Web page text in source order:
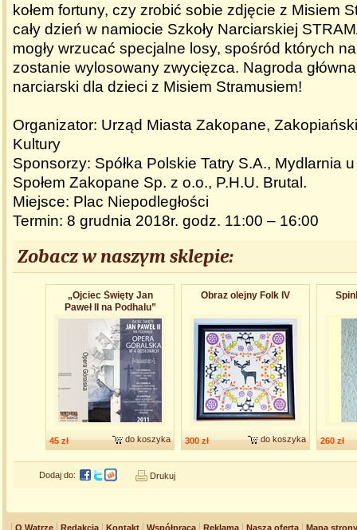
kołem fortuny, czy zrobić sobie zdjęcie z Misiem
cały dzień w namiocie Szkoły Narciarskiej
mogły wrzucać specjalne losy, spośród których
zostanie wylosowany zwycięzca. Nagroda
narciarski dla dzieci z Misiem Stramusiem!
Organizator: Urząd Miasta Zakopane,
Kultury
Sponsorzy: Spółka Polskie Tatry S.A., Mydlarnia
Społem Zakopane Sp. z o.o., P.H.U. Brutal.
Miejsce: Plac Niepodległości
Termin: 8 grudnia 2018r. godz. 11:00 – 16:00
Zobacz w naszym sklepie:
„Ojciec Święty Jan
Paweł II na Podhalu”
45 zł do koszyka
Obraz olejny Folk IV
300 zł do koszyka 260 zł
Dodaj do: Drukuj
O Watrze Redakcja Kontakt Współpraca Reklama Nasza oferta Mapa strony